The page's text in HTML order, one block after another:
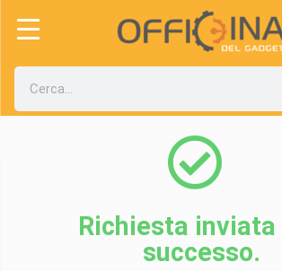
Richiesta inviata
successo.